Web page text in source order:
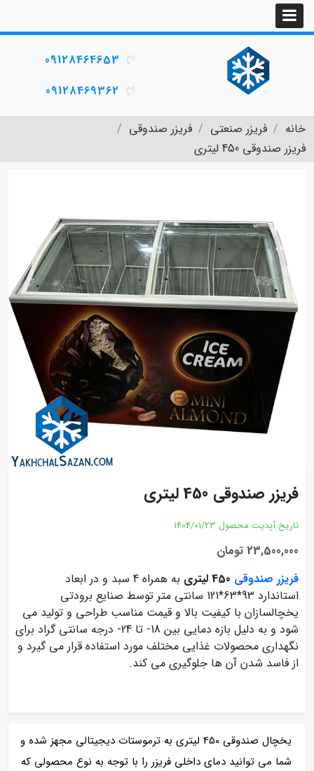
09128464653
09128469362
خانه فریزر صنعتی
فریزر صندوقی
فریزر صندوقی 450 لیتری
فریزر صندوقی 450 لیتری
تاریخ آپدیت محصول 1404/01/23
23,500,000 تومان
فریزر صندوقی
به همراه 4 سبد و در ابعاد
استاندارد 93*63*121 سانتی متر توسط صنایع برودتی
یخچالسازان با کیفیت بالا و قیمت مناسب طراحی و تولید می
شود و به دلیل بازه دمایی بین 18- تا 24- درجه سانتی گراد برای
نگهداری محصولات غذایی مختلف مورد استفاده قرار می گیرد و
از فاسد شدن آن ها جلوگیری می کند.
یخچال صندوقی 450 لیتری به ترموستات دیجیتالی مجهز شده و
شما می توانید دمای داخلی فریزر را با توجه به نوع محصولی که